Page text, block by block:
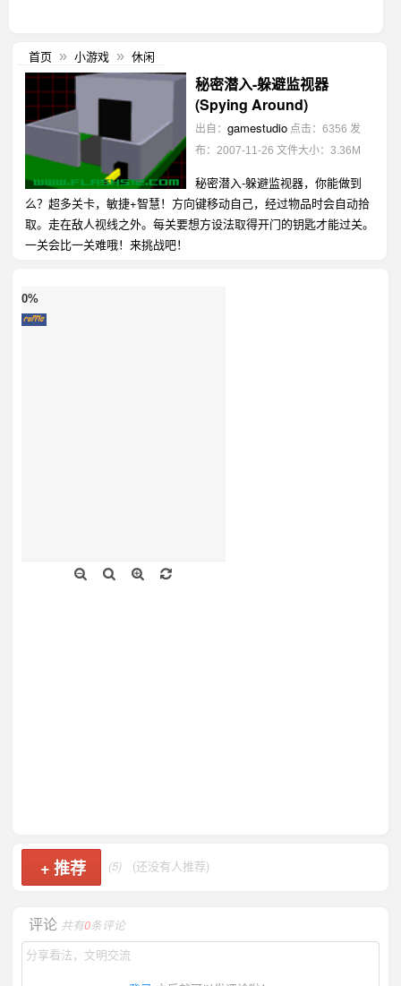
首页 » 小游戏 » 休闲
秘密潜入-躲避监视器
(Spying Around)
出自： gamestudio 点击：6356 发
布：2007-11-26 文件大小：3.36M
秘密潜入-躲避监视器，你能做到
么？超多关卡，敏捷+智慧！方向键移动自己，经过物品时会自动拾
取。走在敌人视线之外。每关要想方设法取得开门的钥匙才能过关。
一关会比一关难哦！来挑战吧！
0%
+推荐 (5) (还没有人推荐)
评论 共有0条评论